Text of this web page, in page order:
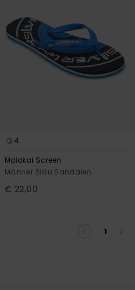
4
Molokai Screen
Männer Blau Sandalen
€ 22,00
1